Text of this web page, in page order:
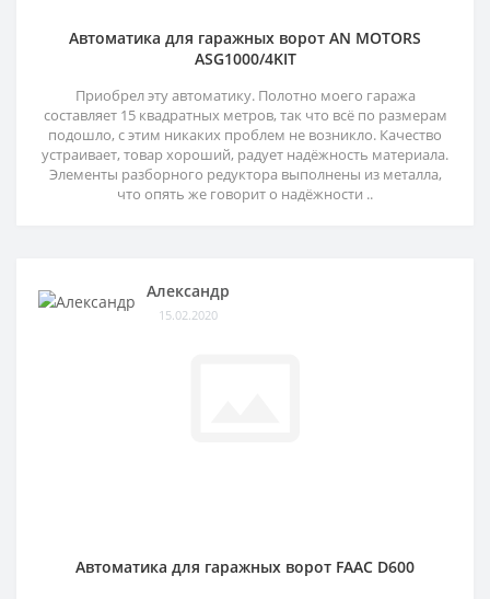
Автоматика для гаражных ворот AN MOTORS
ASG1000/4KIT
Приобрел эту автоматику. Полотно моего гаража
составляет 15 квадратных метров, так что всё по размерам
подошло, с этим никаких проблем не возникло. Качество
устраивает, товар хороший, радует надёжность материала.
Элементы разборного редуктора выполнены из металла,
что опять же говорит о надёжности ..
Александр
15.02.2020
Автоматика для гаражных ворот FAAC D600